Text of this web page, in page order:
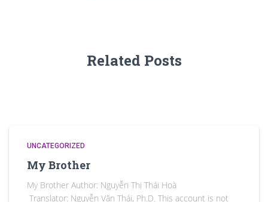
Related Posts
UNCATEGORIZED
My Brother
My Brother Author: Nguyễn Thị Thái Hoà
Translator: Nguyễn Văn Thái, Ph.D. This account is not